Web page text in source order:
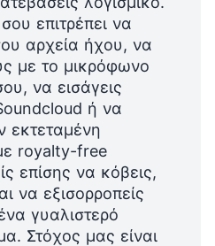
επιτρέπει να
αρχεία ήχου, να
με το μικρόφωνο
να εισάγεις
ή να
εκτεταμένη
royalty-free
επίσης να κόβεις,
να εξισορροπείς
γυαλιστερό
Στόχος μας είναι